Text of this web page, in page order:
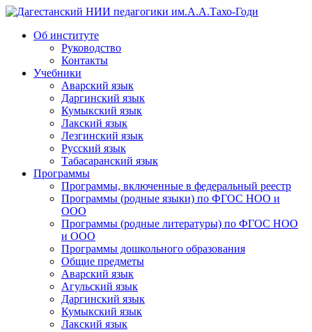
Дагестанский НИИ педагогики им.А.А.Тахо-Годи
Об институте
Руководство
Контакты
Учебники
Аварский язык
Даргинский язык
Кумыкский язык
Лакский язык
Лезгинский язык
Русский язык
Табасаранский язык
Программы
Программы, включенные в федеральный реестр
Программы (родные языки) по ФГОС НОО и
ООО
Программы (родные литературы) по ФГОС НОО
и ООО
Программы дошкольного образования
Общие предметы
Аварский язык
Агульский язык
Даргинский язык
Кумыкский язык
Лакский язык